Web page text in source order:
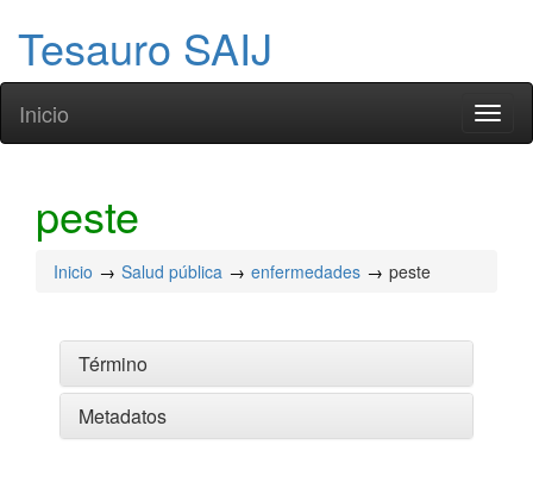
Tesauro SAIJ
Inicio
peste
Inicio Salud pública enfermedades peste
Término
Metadatos